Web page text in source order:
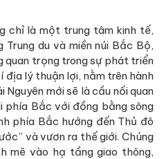
chỉ là một trung tâm kinh tế,
du và miền núi Bắc Bộ,
quan trọng trong sự phát triển
địa lý thuận lợi, nằm trên hành
mới sẽ là cầu nối quan
phía Bắc với đồng bằng sông
phía Bắc hướng đến Thủ đô
và vươn ra thế giới. Chúng
mẽ vào hạ tầng giao thông,